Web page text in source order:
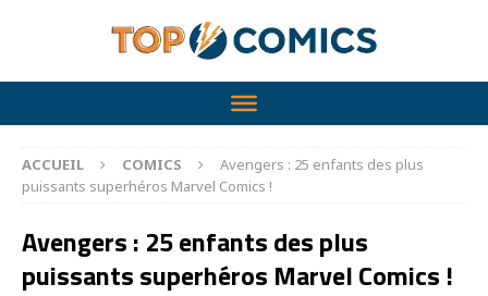
ACCUEIL COMICS
Avengers : 25 enfants des plus
puissants superhéros Marvel Comics !
Avengers : 25 enfants des plus
puissants superhéros Marvel Comics !